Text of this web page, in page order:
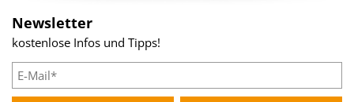
Newsletter
kostenlose Infos und Tipps!